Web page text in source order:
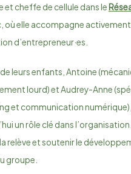
et cheffe de cellule dans le
où elle accompagne activement
d’entrepreneur·es.
de leurs enfants, Antoine
lourd) et Audrey-Anne
et communication
un rôle clé dans
relève et soutenir le
groupe.